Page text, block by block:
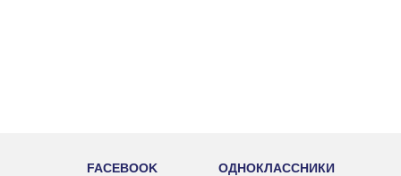
FACEBOOK ОДНОКЛАССНИКИ